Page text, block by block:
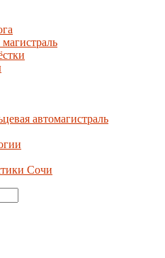
автомагистраль
Сочи